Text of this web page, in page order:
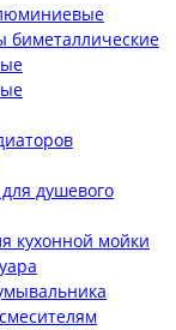
биметаллические
душевого
кухонной мойки